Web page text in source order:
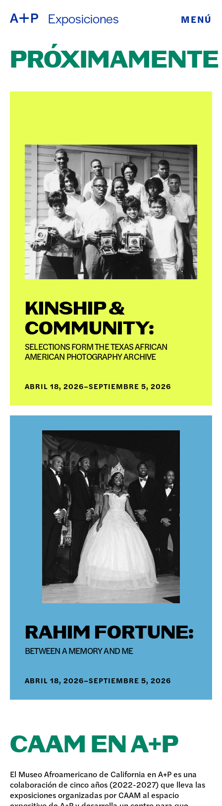
Exposiciones MENÚ
ACERCA DE
EDUCACIÓN
JUVENTUD
PROGRAMAS
PÚBLICOS
ARCHIVO
DONAR
ENGLISH
ESPAÑOL
日本語
PRÓXIMAMENTE
KINSHIP &
COMMUNITY:
SELECTIONS FORM THE TEXAS AFRICAN
AMERICAN PHOTOGRAPHY ARCHIVE
ABRIL 18, 2026–SEPTIEMBRE 5, 2026
RAHIM FORTUNE:
BETWEEN A MEMORY AND ME
ABRIL 18, 2026–SEPTIEMBRE 5, 2026
CAAM EN A+P
El Museo Afroamericano de California en A+P es una
colaboración de cinco años (2022-2027) que lleva las
exposiciones organizadas por CAAM al espacio